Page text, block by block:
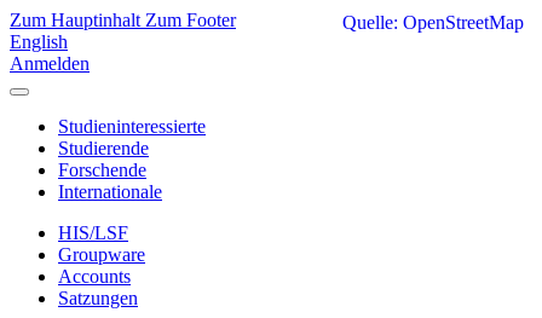
Zum Hauptinhalt Zum Footer
English
Anmelden
Studieninteressierte
Studierende
Forschende
Internationale
HIS/LSF
Groupware
Accounts
Satzungen
Quelle: OpenStreetMap